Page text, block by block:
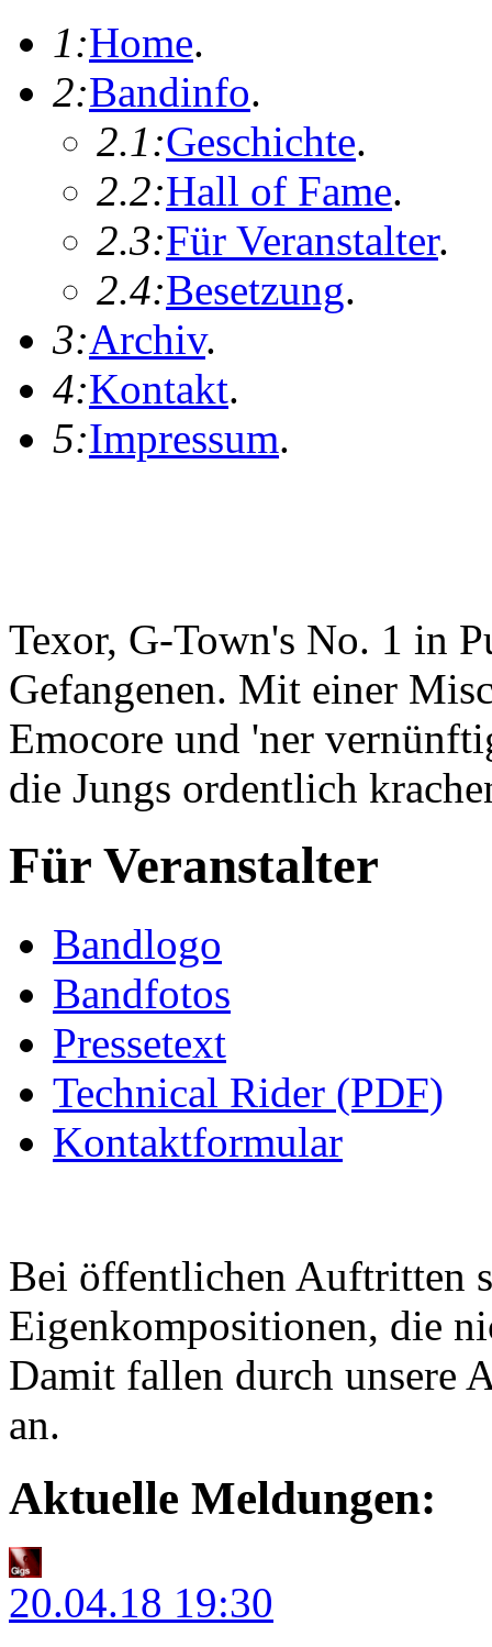
1:Home.
2:Bandinfo.
2.1:Geschichte.
2.2:Hall of Fame.
2.3:Für Veranstalter.
2.4:Besetzung.
3:Archiv.
4:Kontakt.
5:Impressum.
Texor, G-Town's No. 1 in
Gefangenen. Mit einer
Emocore und 'ner
die Jungs ordentlich
Für Veranstalter
Bandlogo
Bandfotos
Pressetext
Technical Rider (PDF)
Kontaktformular
Bei öffentlichen Auftritten
Eigenkompositionen, die
Damit fallen durch unsere
an.
Aktuelle Meldungen:
20.04.18 19:30